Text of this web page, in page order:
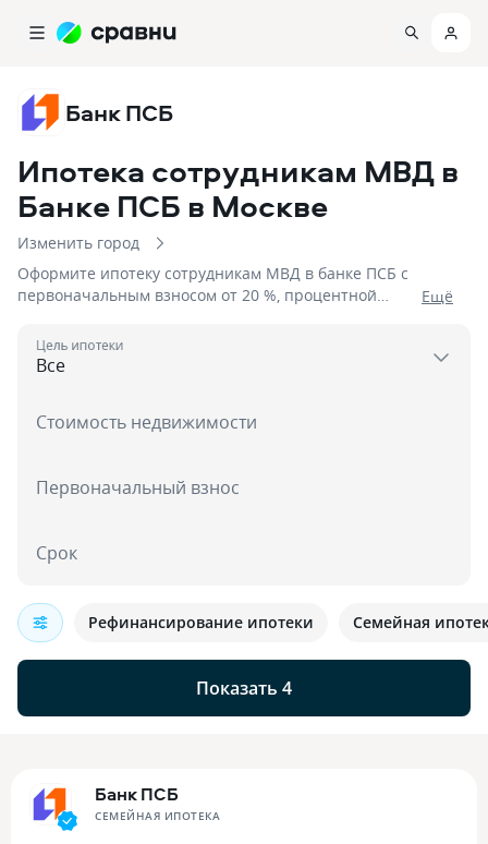
Банк ПСБ
Ипотека сотрудникам МВД в
Банке ПСБ в Москве
Изменить город
Оформите ипотеку сотрудникам МВД в банке ПСБ с
первоначальным взносом от 20 %, процентной
50 000 000
Eщё
Цель ипотеки
Стоимость недвижимости
Первоначальный взнос
Срок
Показать 4
Рефинансирование ипотеки Семейная
Банк ПСБ
СЕМЕЙНАЯ ИПОТЕКА